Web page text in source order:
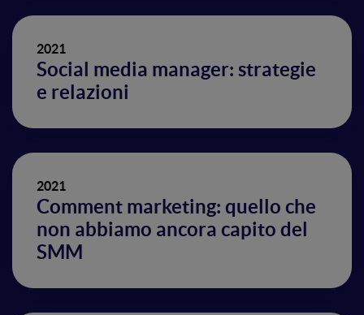
2021
Social media manager: strategie
e relazioni
2021
Comment marketing: quello che
non abbiamo ancora capito del
SMM